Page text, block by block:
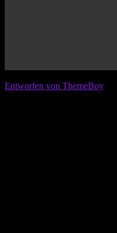
Entworfen von ThemeBoy